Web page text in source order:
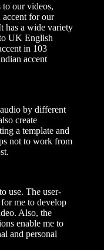
to our videos,
for our
has a wide variety
UK English
in 103
accent
by different
create
a template and
not to work from
use. The user-
me to develop
Also, the
enable me to
and personal